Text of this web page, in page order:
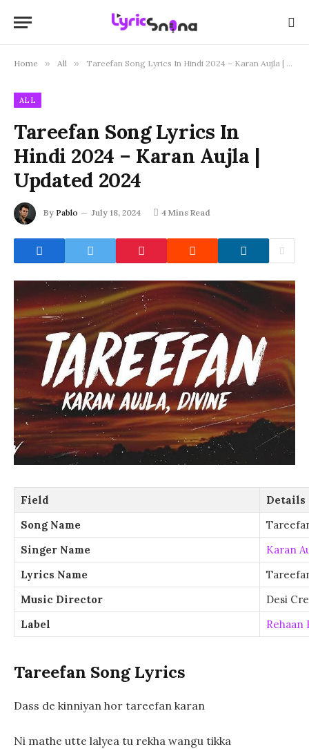
Home » All » Tareefan Song Lyrics In Hindi 2024 – Karan Aujla | Updated 2024
ALL
Tareefan Song Lyrics In
Hindi 2024 – Karan Aujla |
Updated 2024
By Pablo July 18, 2024 4 Mins Read
Field
Details
Song Name
Singer Name
Karan
Lyrics Name
Music Director
Desi
Label
Rehaan
Tareefan Song Lyrics
Dass de kinniyan hor tareefan karan
Ni mathe utte lalyea tu rekha wangu tikka